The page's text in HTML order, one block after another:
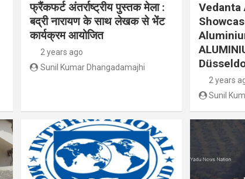
फ्रैंकफर्ट अंतर्राष्ट्रीय पुस्तक मेला :
बद्री नारायण के साथ लेखक से भेंट
कार्यक्रम आयोजित
2 years ago
Sunil Kumar Dhangadamajhi
Vedanta
2 years
Sunil